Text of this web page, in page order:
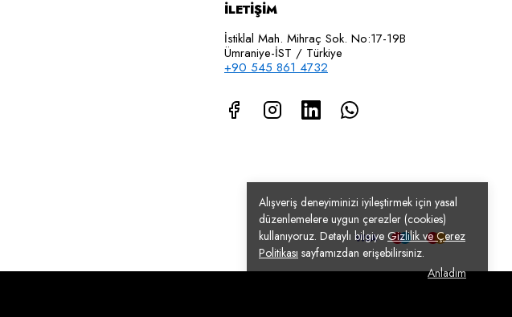
Alışveriş deneyiminizi iyileştirmek için yasal
düzenlemelere uygun çerezler (cookies)
kullanıyoruz. Detaylı bilgiye Gizlilik ve Çerez
Politikası sayfamızdan erişebilirsiniz.
Anladım
İLETİŞİM
İstiklal Mah. Mihraç Sok. No:17-19B
Ümraniye-İST / Türkiye
+90 545 861 4732